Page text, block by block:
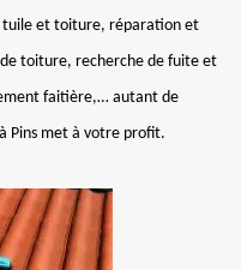
tuile et toiture, réparation et
toiture, recherche de fuite et
faitière,… autant de
Pins met à votre profit.